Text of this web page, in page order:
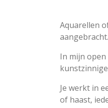
Aquarellen
In mijn open
Je werkt in
of haast,